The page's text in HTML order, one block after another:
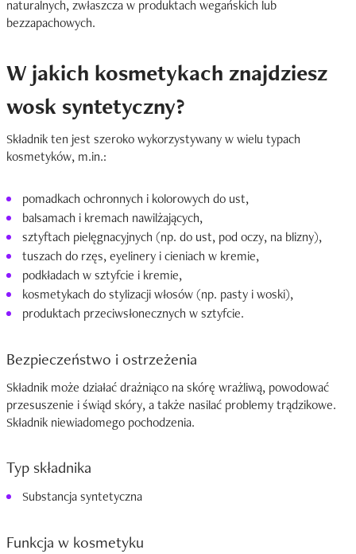
naturalnych, zwłaszcza w produktach wegańskich lub
bezzapachowych.
W jakich kosmetykach znajdziesz
wosk syntetyczny?
Składnik ten jest szeroko wykorzystywany w wielu typach
kosmetyków, m.in.:
pomadkach ochronnych i kolorowych do ust,
balsamach i kremach nawilżających,
sztyftach pielęgnacyjnych (np. do ust, pod oczy, na blizny),
tuszach do rzęs, eyelinery i cieniach w kremie,
podkładach w sztyfcie i kremie,
kosmetykach do stylizacji włosów (np. pasty i woski),
produktach przeciwsłonecznych w sztyfcie.
Bezpieczeństwo i ostrzeżenia
Składnik może działać drażniąco na skórę wrażliwą, powodować
przesuszenie i świąd skóry, a także nasilać problemy trądzikowe.
Składnik niewiadomego pochodzenia.
Typ składnika
Substancja syntetyczna
Funkcja w kosmetyku